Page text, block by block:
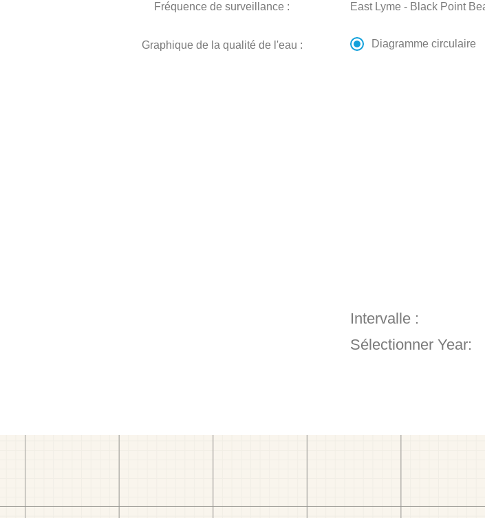
Fréquence de surveillance : East Lyme - Black Point
Graphique de la qualité de l'eau : Diagramme circulaire
Intervalle :
Sélectionner Year: